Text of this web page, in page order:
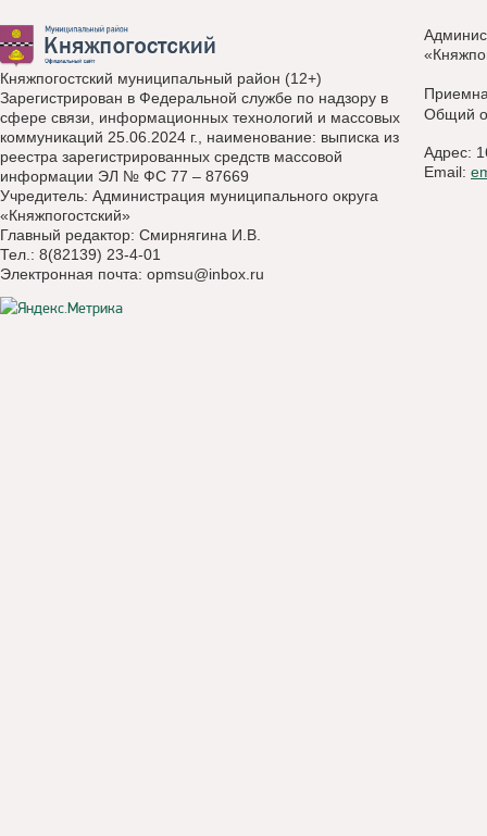
Княжпогостский муниципальный район (12+)
Зарегистрирован в Федеральной службе по надзору в
сфере связи, информационных технологий и массовых
коммуникаций 25.06.2024 г., наименование: выписка из
реестра зарегистрированных средств массовой
информации ЭЛ № ФС 77 – 87669
Учредитель: Администрация муниципального округа
«Княжпогостский»
Главный редактор: Смирнягина И.В.
Тел.: 8(82139) 23-4-01
Электронная почта: opmsu@inbox.ru
Общий
Адрес:
Email: